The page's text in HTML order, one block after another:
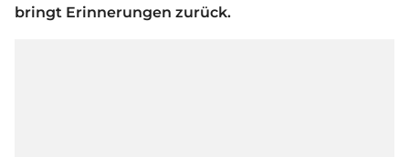
bringt Erinnerungen zurück.